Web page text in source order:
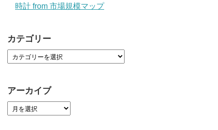
時計 from 市場規模マップ
カテゴリー
アーカイブ